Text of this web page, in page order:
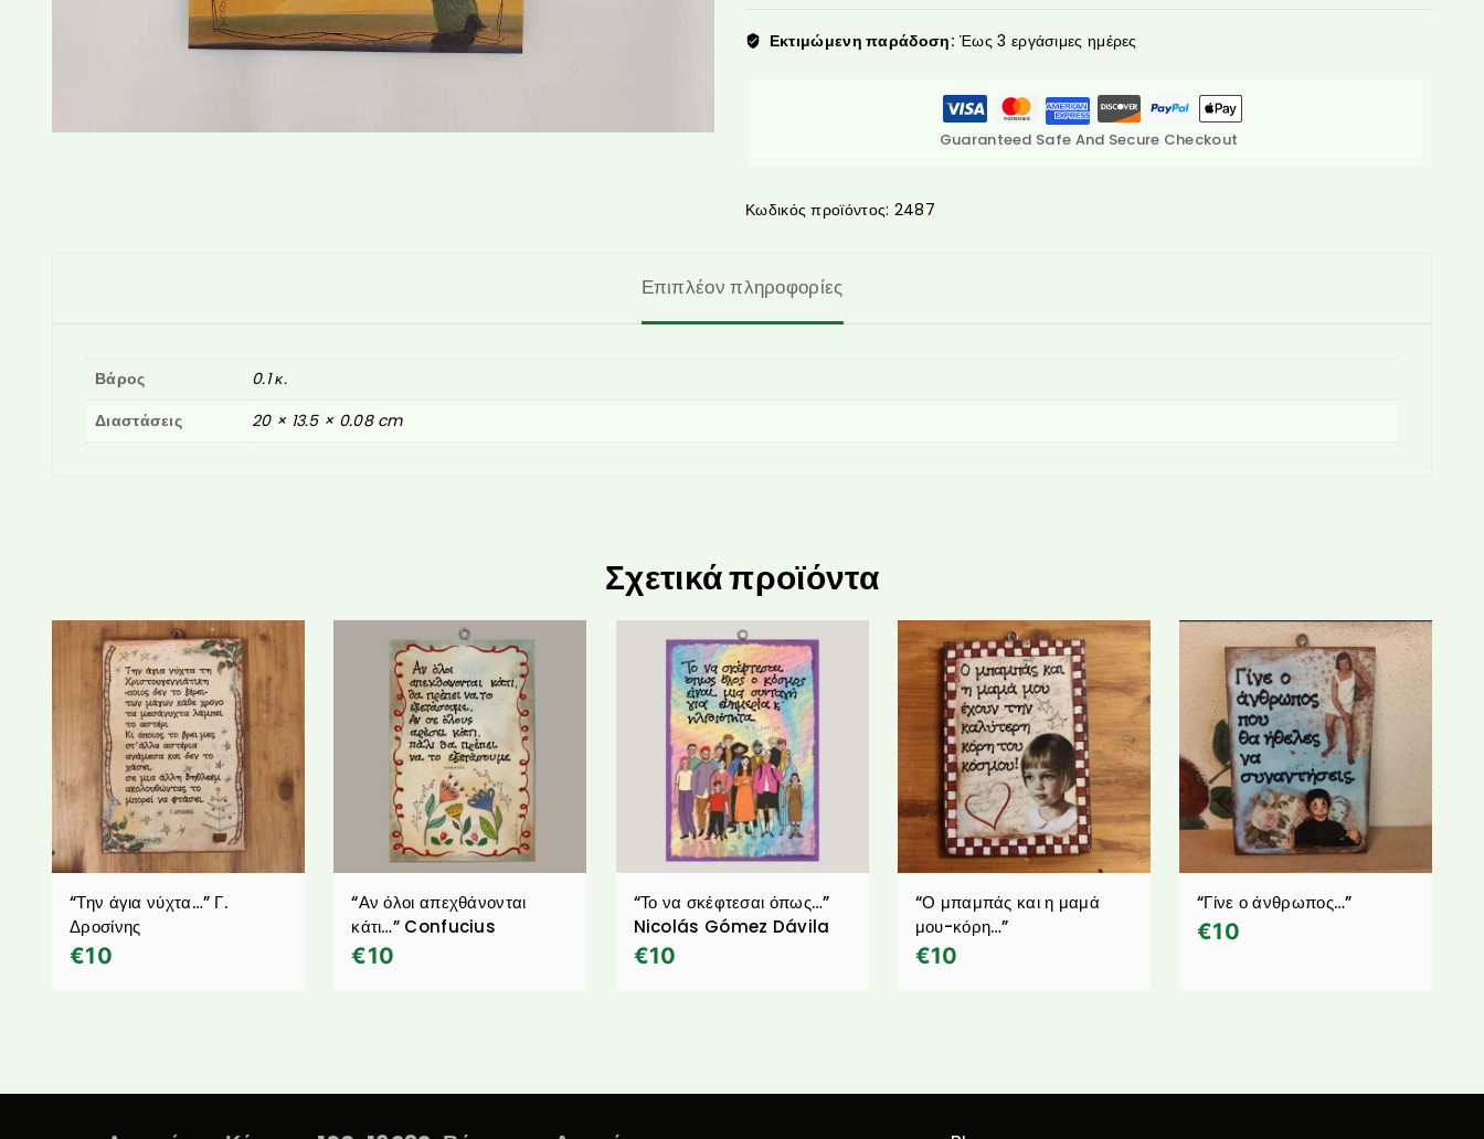
Εκτιμώμενη παράδοση: Έως 3 εργάσιμες ημέρες
Guaranteed Safe And Secure Checkout
Κωδικός προϊόντος: 2487
Επιπλέον πληροφορίες
Βάρος
0.1 κ.
Διαστάσεις
20 × 13.5 × 0.08 cm
Σχετικά προϊόντα
“Την άγια νύχτα…” Γ.
Δροσίνης
€10
“Αν όλοι απεχθάνονται
κάτι…” Confucius
€10
“Το να σκέφτεσαι όπως…”
Nicolás Gómez Dávila
€10
“Ο μπαμπάς και η μαμά
μου-κόρη…”
€10
“Γίνε ο άνθρωπος…”
€10